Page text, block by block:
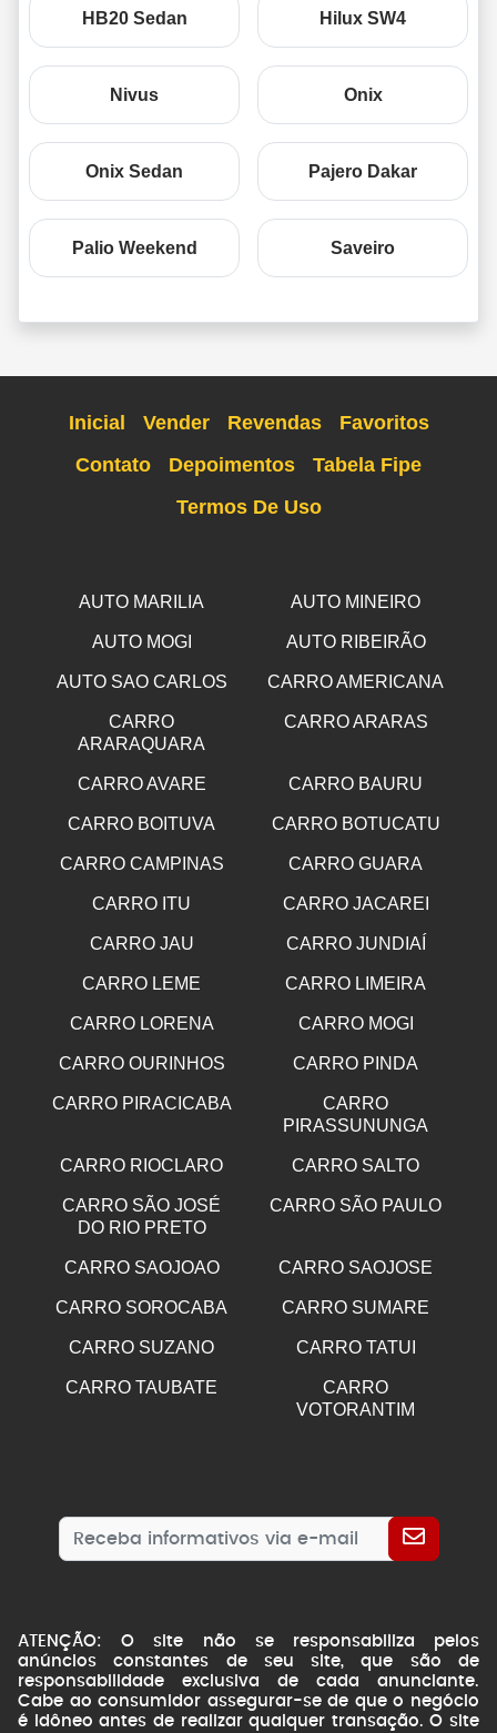
HB20 Sedan Hilux SW4
Nivus Onix
Onix Sedan Pajero Dakar
Palio Weekend Saveiro
Inicial Vender Revendas
Favoritos
Contato
Depoimentos
Tabela Fipe
Termos De Uso
AUTO MARILIA AUTO MINEIRO
AUTO MOGI AUTO RIBEIRÃO
AUTO SAO CARLOS CARRO AMERICANA
CARRO
ARARAQUARA
CARRO ARARAS
CARRO AVARE CARRO BAURU
CARRO BOITUVA CARRO BOTUCATU
CARRO CAMPINAS CARRO GUARA
CARRO ITU CARRO JACAREI
CARRO JAU CARRO JUNDIAÍ
CARRO LEME CARRO LIMEIRA
CARRO LORENA CARRO MOGI
CARRO OURINHOS CARRO PINDA
CARRO PIRACICABA
CARRO
PIRASSUNUNGA
CARRO RIOCLARO CARRO SALTO
CARRO SÃO JOSÉ
DO RIO PRETO
CARRO SÃO PAULO
CARRO SAOJOAO CARRO SAOJOSE
CARRO SOROCABA CARRO SUMARE
CARRO SUZANO CARRO TATUI
CARRO TAUBATE
CARRO
VOTORANTIM
ATENÇÃO: O site não se responsabiliza pelos
anúncios constantes de seu site, que são de
responsabilidade exclusiva de cada anunciante.
Cabe ao consumidor assegurar-se de que o negócio
é idôneo antes de realizar qualquer transação. O site